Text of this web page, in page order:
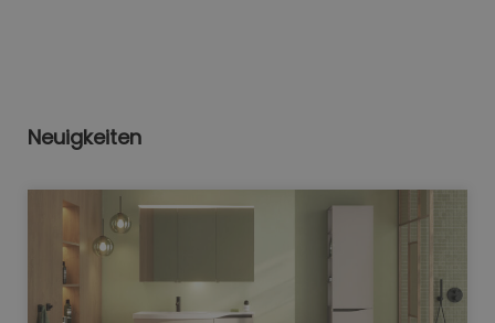
Neuigkeiten